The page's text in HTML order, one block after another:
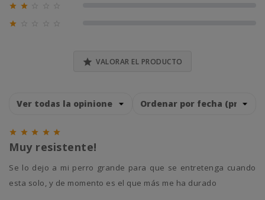
 

 VALORAR EL PRODUCTO
    
Muy resistente!
Se lo dejo a mi perro grande para que se entretenga cuando
esta solo, y de momento es el que más me ha durado